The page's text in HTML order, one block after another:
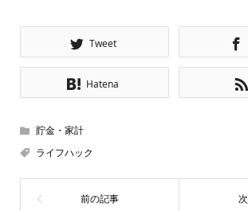
Tweet
Hatena
貯金・家計
ライフハック